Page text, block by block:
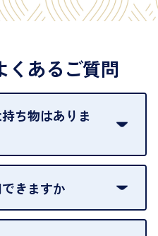
くあるご質問
ち物はありま
ださい。ご利用になれる書
さい。
きますか
の同意があってもご利用い